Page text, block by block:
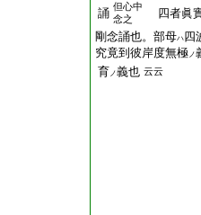
誦 但心中
念之
四者眞
剛念誦也。部母ハ四
究竟到彼岸度無極ノ
育ノ義也 云云